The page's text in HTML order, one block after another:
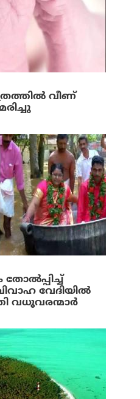
വീണ്
തോല്‍പ്പിച്ച്
വേദിയില്‍
വധൂവരന്മാര്‍